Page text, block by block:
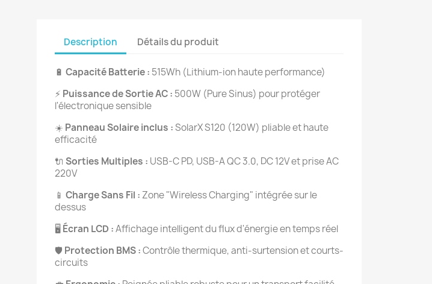
Description Détails du produit
🔋 Capacité Batterie : 515Wh (Lithium-ion haute performance)
⚡ Puissance de Sortie AC : 500W (Pure Sinus) pour protéger
l'électronique sensible
☀️ Panneau Solaire inclus :SolarX S120 (120W) pliable et haute
efficacité
🔌 Sorties Multiples : USB-C PD, USB-A QC 3.0, DC 12V et prise AC
220V
📱 Charge Sans Fil : Zone "Wireless Charging" intégrée sur le
dessus
🖥️ Écran LCD :Affichage intelligent du flux d'énergie en temps réel
🛡️ Protection BMS :Contrôle thermique, anti-surtension et courts-
circuits